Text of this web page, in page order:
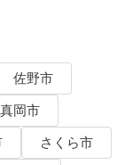
佐野市
真岡市
さくら市